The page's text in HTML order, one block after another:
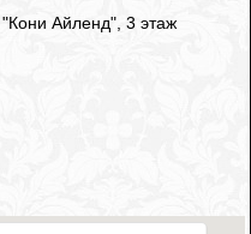
Айленд", 3 этаж